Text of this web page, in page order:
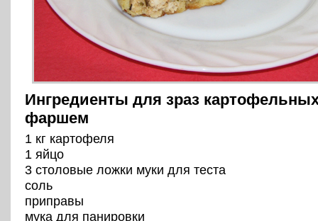
Ингредиенты для зраз
фаршем
1 кг картофеля
1 яйцо
3 столовые ложки муки для теста
соль
приправы
мука для панировки